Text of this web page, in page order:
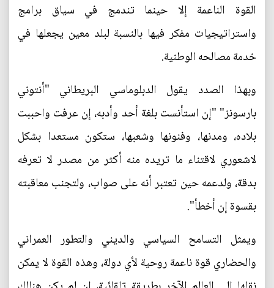
القوة الناعمة إلا حينما تندمج في سياق برامج
واستراتيجيات مفكر فيها بالنسبة لبلد معين يجعلها في
خدمة مصالحه الوطنية.
وبهذا الصدد يقول الدبلوماسي البريطاني "أنتوني
بارسونز" "إن استأنست بلغة أحد وأدبه، إن عرفت واحببت
بلاده، ومدنها، وفنونها وشعبها، ستكون مستعدا بشكل
لاشعوري لاقتناء ما تريده منه أكثر من مصدر لا تعرفه
بدقة، ولدعمه حين تعتبر أنه على صواب، ولتجنب معاقبته
بقسوة إن أخطأ".
ويمثل التسامح السياسي والديني والتطور العمراني
والحضاري قوة ناعمة روحية لأي دولة، وهذه القوة لا يمكن